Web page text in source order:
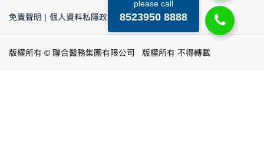
please call
8523950 8888
免責聲明 | 個人資料私隱政策 | 個人資料收集聲明
版權所有 © 聯合醫務集團有限公司 版權所有 不得轉載